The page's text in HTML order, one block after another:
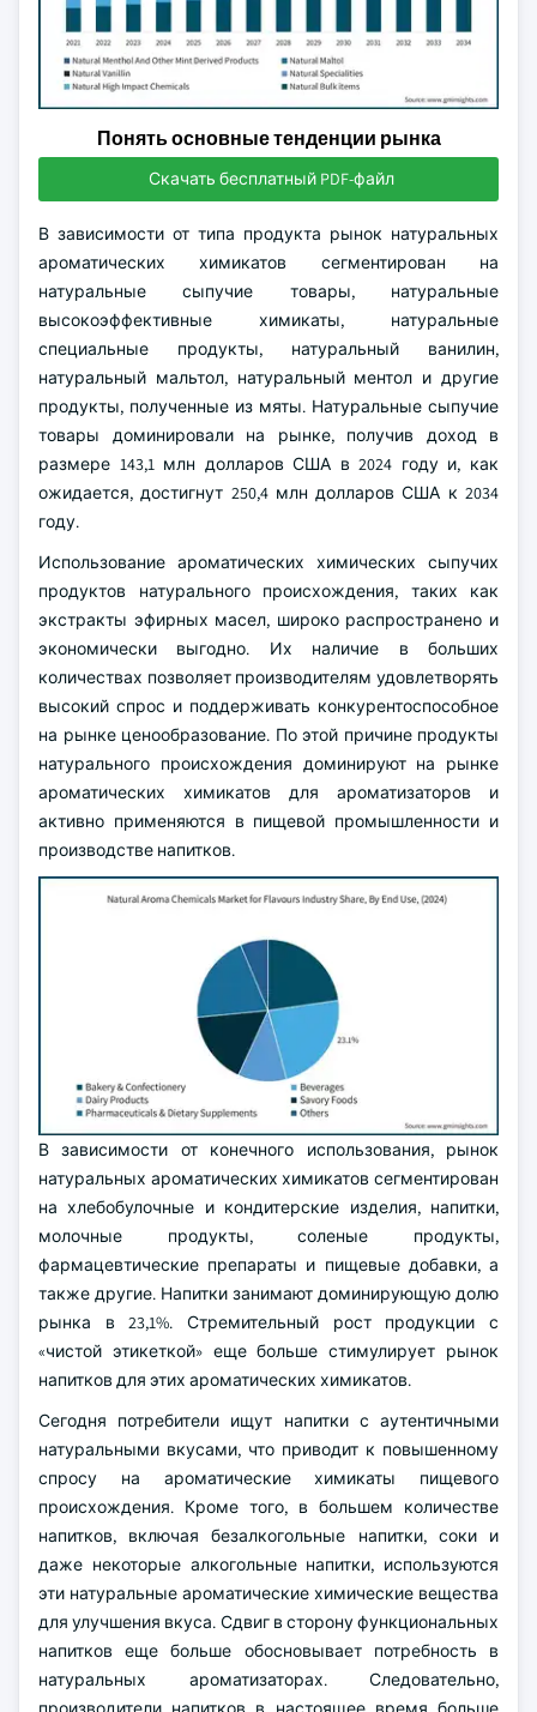
Понять основные тенденции рынка
Скачать бесплатный PDF-файл
В зависимости от типа продукта рынок натуральных
ароматических химикатов сегментирован на
натуральные сыпучие товары, натуральные
высокоэффективные химикаты, натуральные
специальные продукты, натуральный ванилин,
натуральный мальтол, натуральный ментол и другие
продукты, полученные из мяты. Натуральные сыпучие
товары доминировали на рынке, получив доход в
размере 143,1 млн долларов США в 2024 году и, как
ожидается, достигнут 250,4 млн долларов США к 2034
году.
Использование ароматических химических сыпучих
продуктов натурального происхождения, таких как
экстракты эфирных масел, широко распространено и
экономически выгодно. Их наличие в больших
количествах позволяет производителям удовлетворять
высокий спрос и поддерживать конкурентоспособное
на рынке ценообразование. По этой причине продукты
натурального происхождения доминируют на рынке
ароматических химикатов для ароматизаторов и
активно применяются в пищевой промышленности и
производстве напитков.
В зависимости от конечного использования, рынок
натуральных ароматических химикатов сегментирован
на хлебобулочные и кондитерские изделия, напитки,
молочные продукты, соленые продукты,
фармацевтические препараты и пищевые добавки, а
также другие. Напитки занимают доминирующую долю
рынка в 23,1%. Стремительный рост продукции с
«чистой этикеткой» еще больше стимулирует рынок
напитков для этих ароматических химикатов.
Сегодня потребители ищут напитки с аутентичными
натуральными вкусами, что приводит к повышенному
спросу на ароматические химикаты пищевого
происхождения. Кроме того, в большем количестве
напитков, включая безалкогольные напитки, соки и
даже некоторые алкогольные напитки, используются
эти натуральные ароматические химические вещества
для улучшения вкуса. Сдвиг в сторону функциональных
напитков еще больше обосновывает потребность в
натуральных ароматизаторах. Следовательно,